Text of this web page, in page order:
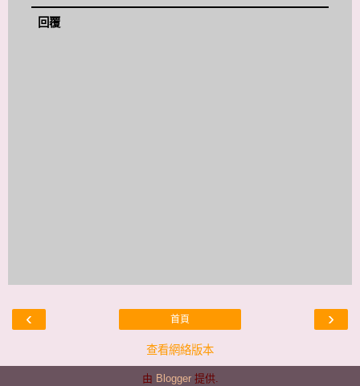
回覆
‹ ›
首頁
查看網絡版本
由 Blogger提供.